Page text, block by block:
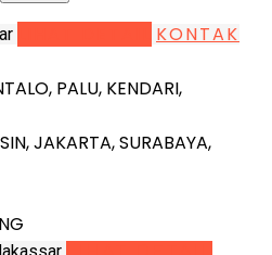
KONTAK
PALU, KENDARI,
JAKARTA, SURABAYA,